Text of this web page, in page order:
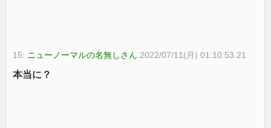
15: ニューノーマルの名無しさん 2022/07/11(月) 01:10:53.21
本当に？